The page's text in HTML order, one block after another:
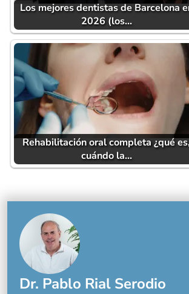
Los mejores dentistas de Barcelona
2026 (los…
Rehabilitación oral completa ¿qué
cuándo la…
Dr. Pablo Rial Serodio